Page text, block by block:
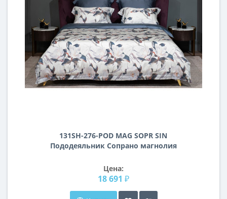
131SH-276-POD MAG SOPR SIN
Пододеяльник Сопрано магнолия
Цена:
18 691 ₽